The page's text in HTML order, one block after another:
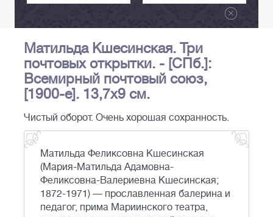
Матильда Кшесинская. Три
почтовых открытки. - [СПб.]:
Всемирный почтовый союз,
[1900-е]. 13,7х9 см.
Чистый оборот. Очень хорошая сохранность.
Матильда Феликсовна Кшесинская
(Мария-Матильда Адамовна-
Феликсовна-Валериевна Кшесинская;
1872-1971) — прославленная балерина и
педагог, прима Мариинского театра,